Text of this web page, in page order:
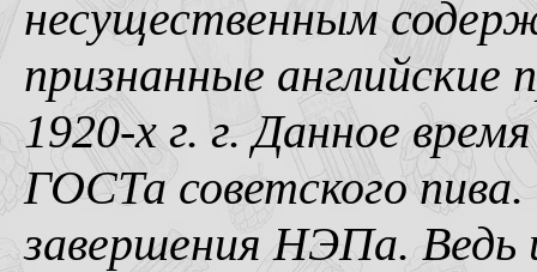
несущественным
признанные английские
1920-х г. г. Данное
ГОСТа советского
завершения НЭПа.